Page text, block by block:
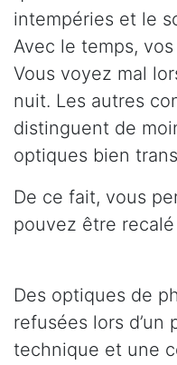
intempéries et le
Avec le temps,
Vous voyez mal
nuit. Les autres
distinguent de
optiques bien
De ce fait, vous
pouvez être
Des optiques de
refusées lors d’un
technique et une